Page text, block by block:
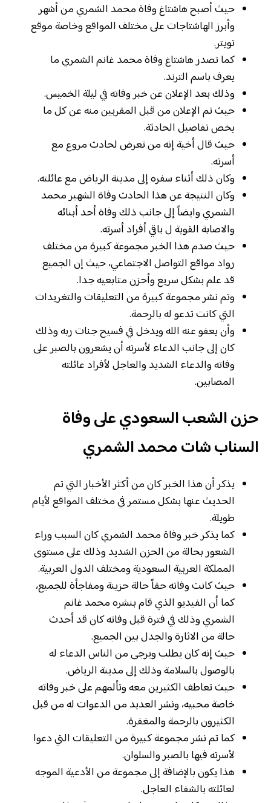
حيث أصبح هاشتاغ وفاة محمد الشمري من أشهر
وأبرز الهاشتاجات على مختلف المواقع وخاصة موقع
تويتر.
كما تصدر هاشتاغ وفاة محمد غانم الشمري ما
يعرف باسم الترند.
وذلك بعد الإعلان عن خبر وفاته في ليلة الخميس.
حيث تم الإعلان من قبل المقربين منه عن كل ما
يخص تفاصيل الحادثة.
حيث قال أخية إنه من تعرض لحادث مروع مع
أسرته.
وكان ذلك أثناء سفره إلى مدينة الرياض مع عائلته.
وكان النتيجة عن هذا الحادث وفاة الشهير محمد
الشمري وايضاً إلى جانب ذلك وفاة أحد أبنائه
والاصابة القوية ل باقي أفراد أسرته.
حيث صدم هذا الخبر مجموعة كبيرة من مختلف
رواد مواقع التواصل الاجتماعي، حيث إن الجميع
قد علم بشكل سريع وأحزن متابعيه جدا.
وتم نشر مجموعة كبيرة من التعليقات والتغريدات
التي كانت تدعو له بالرحمة.
وأن يعفو عنه الله ويدخل في فسيح جنات ربه وذلك
كان إلى جانب الدعاء لأسرته أن يشعرون بالصبر على
وفاته والدعاء الشديد والعاجل لأفراد عائلته
المصابين.
حزن الشعب السعودي على وفاة
السناب شات محمد الشمري
يذكر أن هذا الخبر كان من أكثر الأخبار التي تم
الحديث عنها بشكل مستمر في مختلف المواقع لأيام
طويلة.
كما يذكر خبر وفاة محمد الشمري كان السبب وراء
الشعور بحالة من الحزن الشديد وذلك على مستوى
المملكة العربية السعودية ومختلف الدول العربية.
حيث كانت وفاته حقاً حالة حزينة ومفاجأة للجميع،
كما أن الفيديو الذي قام بنشره محمد غانم
الشمري وذلك في فترة قبل وفاته كان قد أحدث
حالة من الاثارة والجدل بين الجميع.
حيث إنه كان يطلب ويرجى من الناس الدعاء له
بالوصول بالسلامة وذلك إلى مدينة الرياض.
حيث تعاطف الكثيرين معه وتألمهم على خبر وفاته
خاصة محبيه، ونشر العديد من الدعوات له من قبل
الكثيرون بالرحمة والمغفرة.
كما تم نشر مجموعة كبيرة من التعليقات التي دعوا
لأسرته فيها بالصبر والسلوان.
هذا يكون بالإضافة إلى مجموعة من الأدعية الموجه
لعائلته بالشفاء العاجل.